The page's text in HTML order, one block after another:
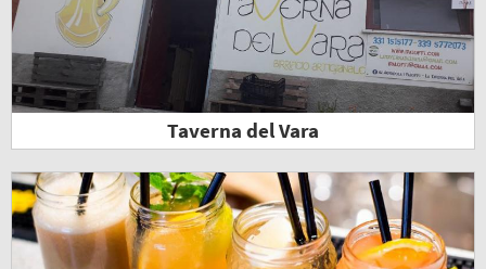
Taverna del Vara